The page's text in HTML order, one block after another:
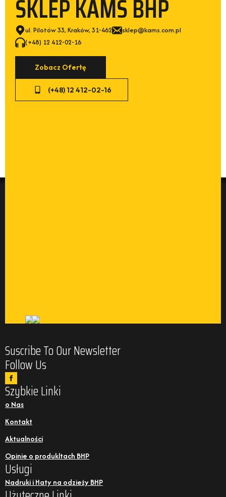
SKLEP KAMS BHP
ul. Pilotów 33, Kraków, 31-462
sklep@kams.com.pl
(+48) 12 412-02-16
Zobacz Ofertę
(+48) 12 412-02-16
Suscribe To Our Newsletter
Follow Us
Szybkie Linki
o Nas
Kontakt
Aktualności
Opinie o produkltach BHP
Usługi
Nadruki i Haty na odzieży BHP